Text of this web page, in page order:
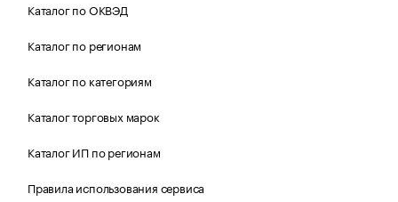
Каталог по ОКВЭД
Каталог по регионам
Каталог по категориям
Каталог торговых марок
Каталог ИП по регионам
Правила использования сервиса